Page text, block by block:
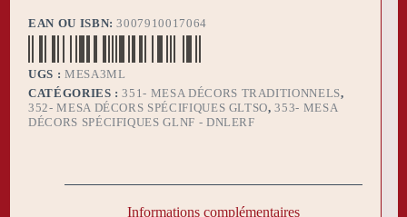
MESA
EAN OU ISBN:3007910017064
UGS : MESA3ML
CATÉGORIES :351- MESA DÉCORS TRADITIONNELS,
352- MESA DÉCORS SPÉCIFIQUES GLTSO,353- MESA
DÉCORS SPÉCIFIQUES GLNF - DNLERF
Informations complémentaires